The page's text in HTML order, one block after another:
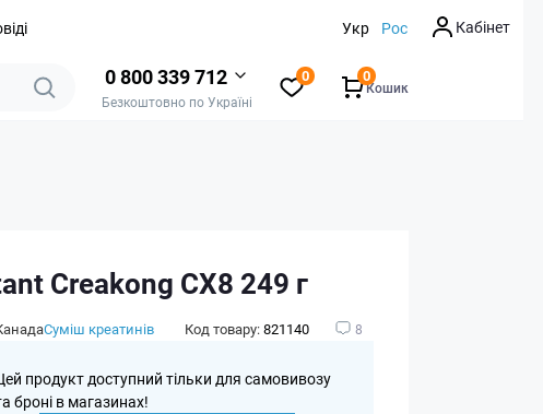
Укр Рос Кабінет
0 800 339 712
Безкоштовно по Україні
0
Кошик
0
Creakong CX8 249 г
Суміш креатинів Код товару:821140 8
продукт доступний тільки для самовивозу
броні в магазинах!